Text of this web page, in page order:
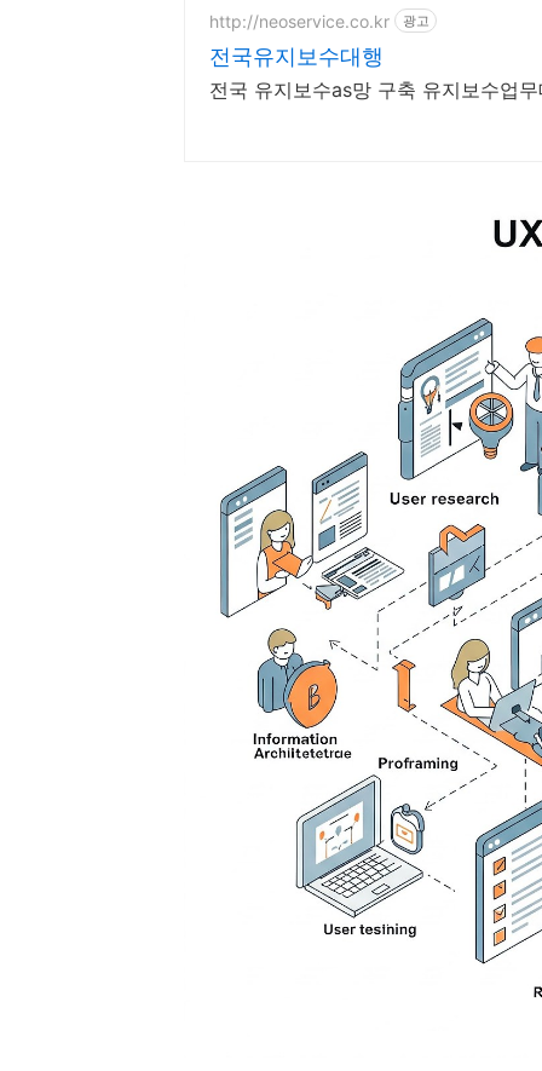
http://neoservice.co.kr 광고
전국유지보수대행
전국 유지보수as망 구축 유지보수업